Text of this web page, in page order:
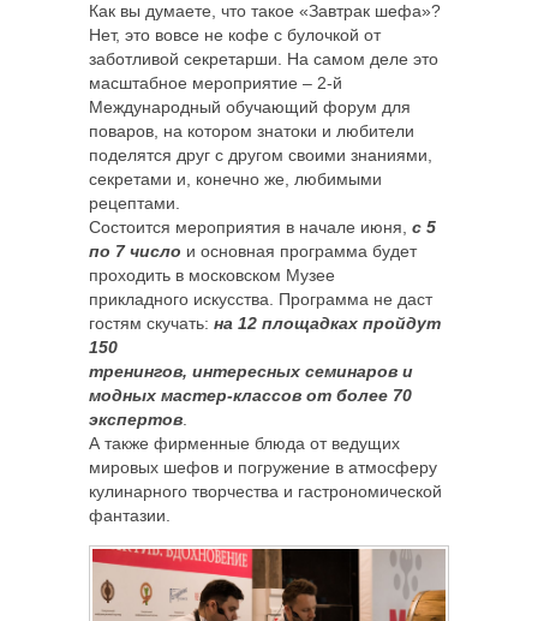
Как вы думаете, что такое «Завтрак шефа»?
Нет, это вовсе не кофе с булочкой от
заботливой секретарши. На самом деле это
масштабное мероприятие – 2-й
Международный обучающий форум для
поваров, на котором знатоки и любители
поделятся друг с другом своими знаниями,
секретами и, конечно же, любимыми
рецептами.
Состоится мероприятия в начале июня, с 5
по 7 число и основная программа будет
проходить в московском Музее
прикладного искусства. Программа не даст
гостям скучать: на 12 площадках пройдут
150
тренингов, интересных семинаров и
модных мастер-классов от более 70
экспертов
А также фирменные блюда от ведущих
мировых шефов и погружение в атмосферу
кулинарного творчества и гастрономической
фантазии.